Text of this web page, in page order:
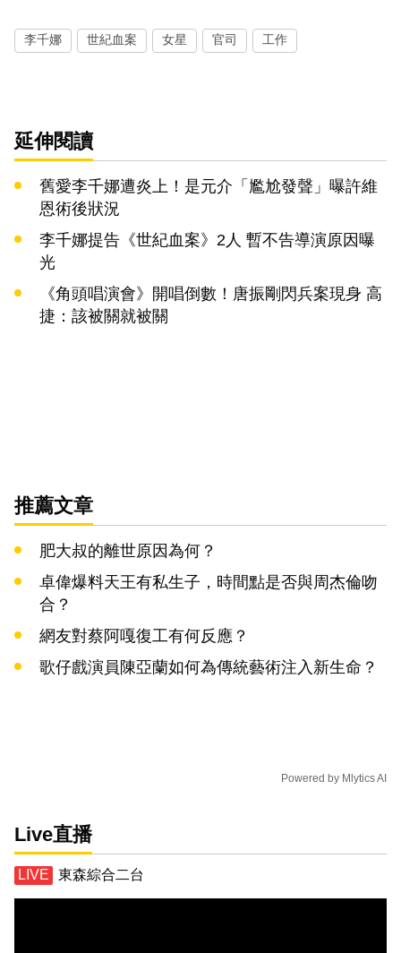
李千娜 世紀血案 女星 官司 工作
延伸閱讀
舊愛李千娜遭炎上！是元介「尷尬發聲」曝許維
恩術後狀況
李千娜提告《世紀血案》2人 暫不告導演原因曝
光
《角頭唱演會》開唱倒數！唐振剛閃兵案現身 高
捷：該被關就被關
推薦文章
肥大叔的離世原因為何？
卓偉爆料天王有私生子，時間點是否與周杰倫吻
合？
網友對蔡阿嘎復工有何反應？
歌仔戲演員陳亞蘭如何為傳統藝術注入新生命？
Powered by Mlytics AI
Live直播
東森綜合二台